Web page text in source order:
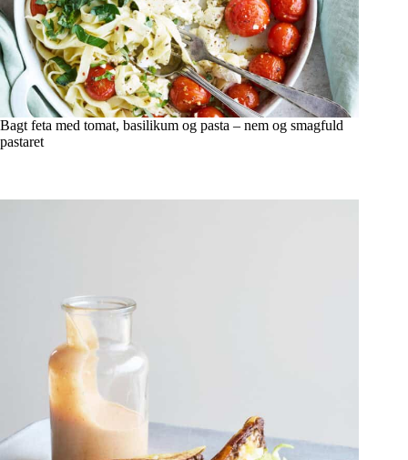
Bagt feta med tomat, basilikum og pasta – nem og smagfuld
pastaret